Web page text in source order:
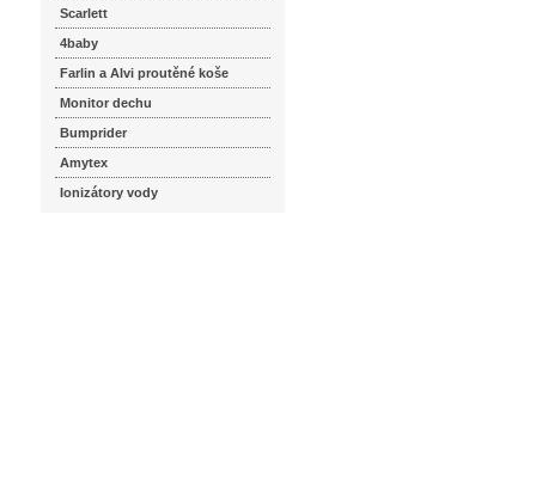
Scarlett
4baby
Farlin a Alvi proutěné koše
Monitor dechu
Bumprider
Amytex
Ionizátory vody